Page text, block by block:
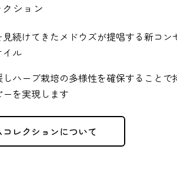
ション
続けてきたメドウズが提唱する新コン
イル
ハーブ栽培の多様性を確保することで
を実現します
レクションについて